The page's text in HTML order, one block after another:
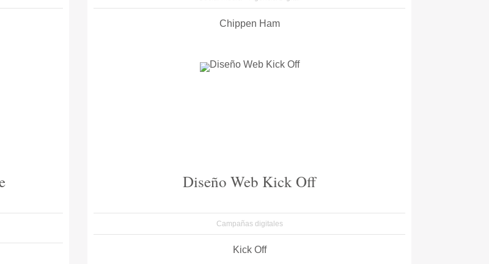
Chippen Ham
Diseño Web Kick Off
Campañas digitales
Kick Off